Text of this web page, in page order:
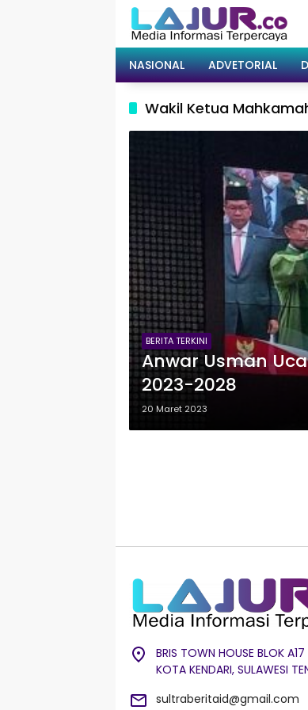
NASIONAL ADVETORIAL
Wakil Ketua
BERITA TERKINI
Anwar Usman
2023-2028
20 Maret 2023
BRIS TOWN HOUSE BLOK A17
KOTA KENDARI, SULAWESI
sultraberitaid@gmail.com